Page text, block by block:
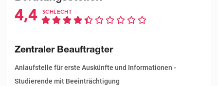
4,4 SCHLECHT
Zentraler Beauftragter
Anlaufstelle für erste Auskünfte und Informationen -
Studierende mit Beeinträchtigung